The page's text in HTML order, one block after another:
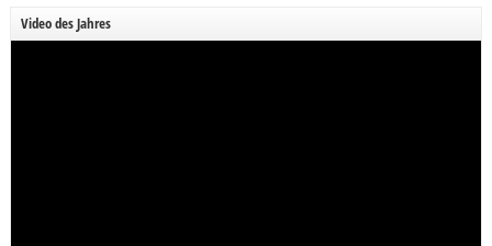
Video des Jahres